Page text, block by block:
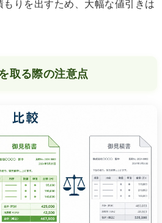
りを出すため、大幅な値引きは
取る際の注意点